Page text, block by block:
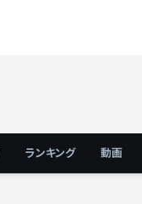
ランキング 動画